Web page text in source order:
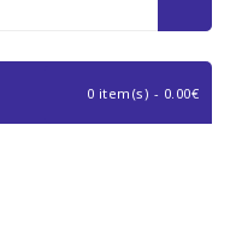
0 item(s) - 0.00€